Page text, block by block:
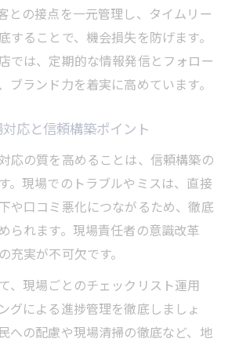
との接点を一元管理し、タイムリー
することで、機会損失を防げます。
では、定期的な情報発信とフォロー
ブランド力を着実に高めています。
応と信頼構築ポイント
応の質を高めることは、信頼構築の
。現場でのトラブルやミスは、直接
や口コミ悪化につながるため、徹底
られます。現場責任者の意識改革
充実が不可欠です。
、現場ごとのチェックリスト運用
グによる進捗管理を徹底しましょ
への配慮や現場清掃の徹底など、地